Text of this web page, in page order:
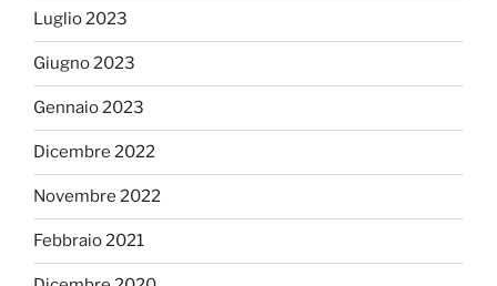
Luglio 2023
Giugno 2023
Gennaio 2023
Dicembre 2022
Novembre 2022
Febbraio 2021